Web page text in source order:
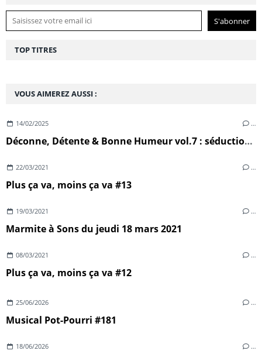
VOUS AIMEREZ AUSSI :
14/02/2025 …
Déconne, Détente & Bonne Humeur vol.7 : séduction, sexe & désillusion
22/03/2021 …
Plus ça va, moins ça va #13
19/03/2021 …
Marmite à Sons du jeudi 18 mars 2021
08/03/2021 …
Plus ça va, moins ça va #12
25/06/2026 …
Musical Pot-Pourri #181
18/06/2026 …
TOP TITRES